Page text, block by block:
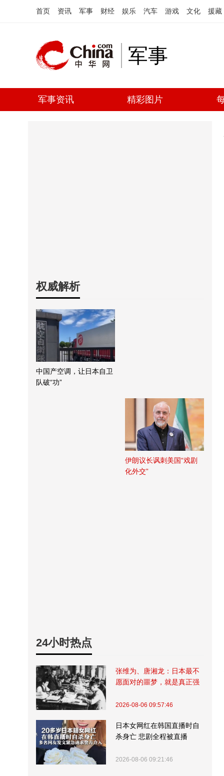
首页 资讯 军事 财经 娱乐 汽车 游戏 文化 援藏
军事
军事资讯 精彩图片
权威解析
中国产空调，让日本自卫
队破“功”
伊朗议长讽刺美国“戏剧
化外交”
24小时热点
张维为、唐湘龙：日本最不
愿面对的噩梦，就是真正强
2026-08-06 09:57:46
日本女网红在韩国直播时自
杀身亡 悲剧全程被直播
2026-08-06 09:21:46